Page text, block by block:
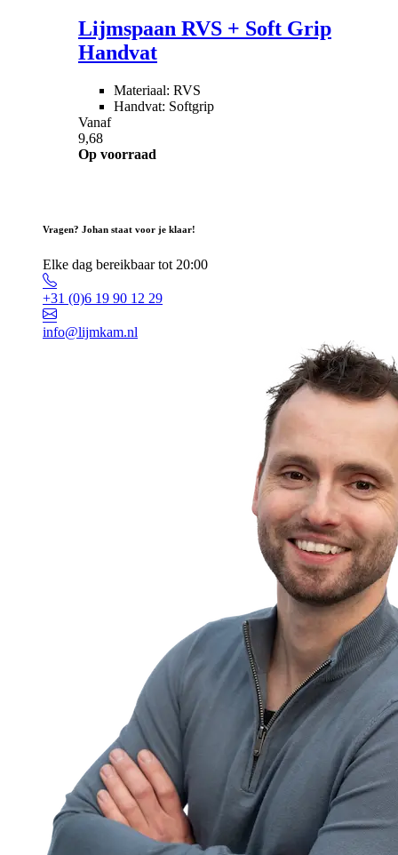
Lijmspaan RVS + Soft Grip
Handvat
Materiaal: RVS
Handvat: Softgrip
Vanaf
9,68
Op voorraad
Vragen? Johan staat voor je klaar!
Elke dag bereikbaar tot 20:00
+31 (0)6 19 90 12 29
info@lijmkam.nl